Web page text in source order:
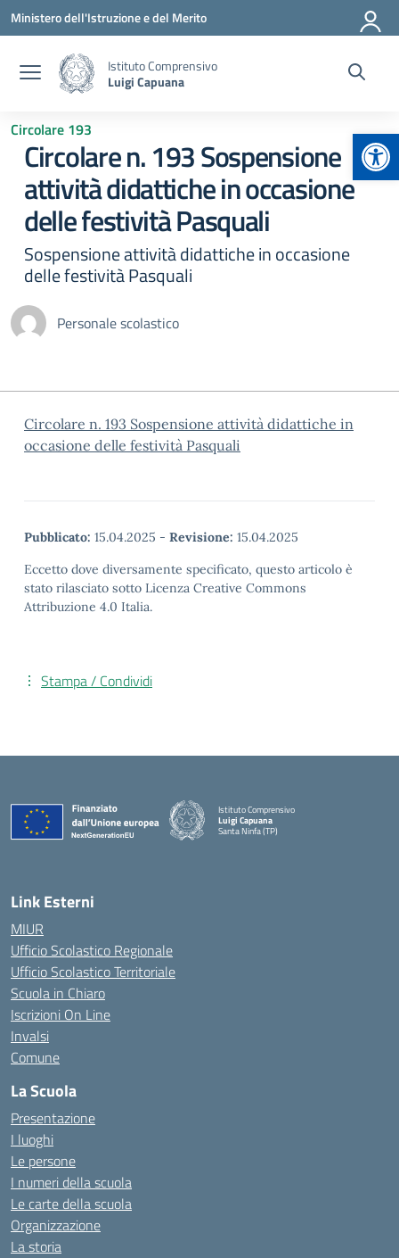
Vai ai contenuti
Vai al menu di navigazione
Vai al footer
Ministero dell'Istruzione e del Merito
Istituto Comprensivo
Luigi Capuana
Circolare 193
Circolare n. 193 Sospensione
attività didattiche in occasione
delle festività Pasquali
Sospensione attività didattiche in occasione
delle festività Pasquali
Personale scolastico
Circolare n. 193 Sospensione attività didattiche in
occasione delle festività Pasquali
Pubblicato: 15.04.2025 - Revisione: 15.04.2025
Eccetto dove diversamente specificato, questo articolo è
stato rilasciato sotto Licenza Creative Commons
Attribuzione 4.0 Italia.
Stampa / Condividi
Istituto Comprensivo
Luigi Capuana
Santa Ninfa (TP)
Link Esterni
MIUR
Ufficio Scolastico Regionale
Ufficio Scolastico Territoriale
Scuola in Chiaro
Iscrizioni On Line
Invalsi
Comune
La Scuola
Presentazione
I luoghi
Le persone
I numeri della scuola
Le carte della scuola
Organizzazione
La storia